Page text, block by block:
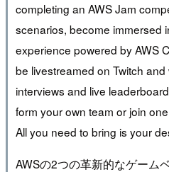
completing an AWS Jam
scenarios, become immersed
experience powered by AWS
be livestreamed on Twitch
interviews and live
form your own team or join
All you need to bring is your
AWSの2つの革新的なゲーム